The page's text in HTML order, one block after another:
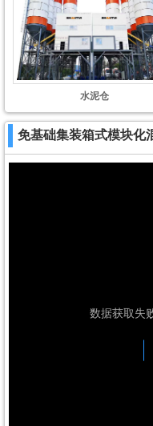
水泥仓
免基础集装箱式模块化